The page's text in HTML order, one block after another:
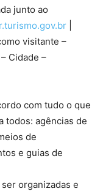
junto ao
visitante –
Cidade –
com tudo o que
todos: agências de
de
e guias de
organizadas e